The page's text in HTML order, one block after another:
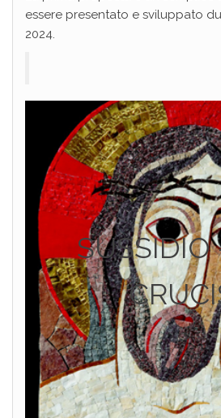
essere presentato e sviluppato
2024.
SUSSIDIO